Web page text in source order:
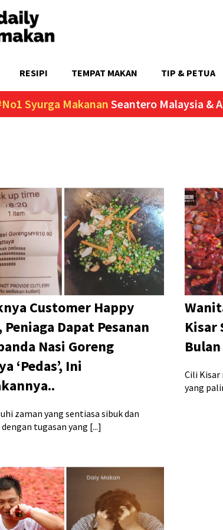
RESIPI TEMPAT MAKAN TIP & PETUA
Syurga Makanan Seantero Malaysia &
Customer Happy
Peniaga Dapat Pesanan
Nasi Goreng
‘Pedas’, Ini
zaman yang sentiasa sibuk dan
tugasan yang [...]
Kisar
Cili Kisar
yang